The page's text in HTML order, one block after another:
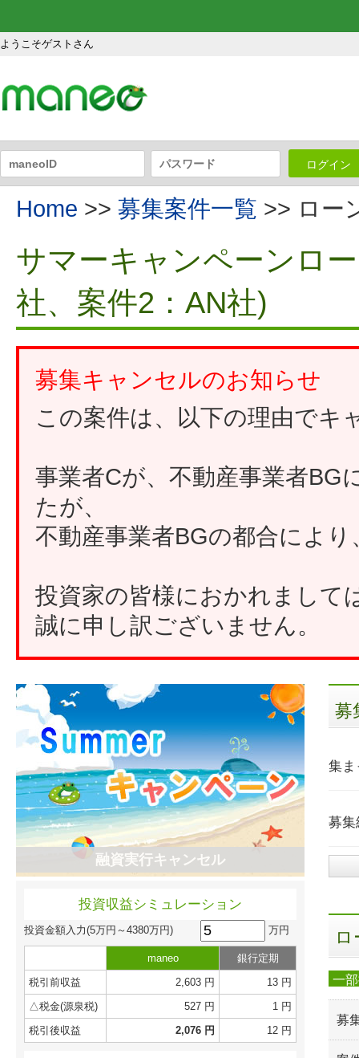
ようこそゲストさん
ログイン
Home >> 募集案件一覧 >> ロー
サマーキャンペーンロ
社、案件2：AN社)
募集キャンセルのお知らせ
この案件は、以下の理由でキ
事業者Cが、不動産事業者BG
たが、
不動産事業者BGの都合によ
投資家の皆様におかれまして
誠に申し訳ございません。
融資実行キャンセル
投資収益シミュレーション
投資金額入力(5万円～4380万円) 万円
maneo
銀行定期
税引前収益
2,603 円
13 円
△税金(源泉税)
527 円
1 円
税引後収益
2,076 円 12 円
募
集ま
募集
一
募